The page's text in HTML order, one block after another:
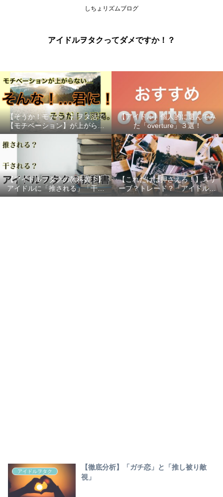
しちょリズムブログ
アイドルヲタクってダメですか！？
【そうか！モチベ！】ヲタ活で
【モチベーション】が上がらな
い時の対処法（推し変する前
【アイドル】個人的に選んでみ
た「overture」３選！
【アイドルヲタクの教科書！】
アイドルに「推される」「干さ
れない」…握手会、特典会で好
【これだけは押さえろ！】スリ
ーブ？トレード？「アイドル生
写真」を購入する際のポイント
アイドルヲタク
【徹底分析】「ガチ恋」と「推し被り敵
視」